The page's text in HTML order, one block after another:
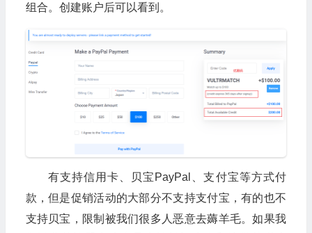
组合。创建账户后可以看到。
有支持信用卡、贝宝PayPal、支付宝等方式付
款，但是促销活动的大部分不支持支付宝，有的也不
支持贝宝，限制被我们很多人恶意去薅羊毛。如果我